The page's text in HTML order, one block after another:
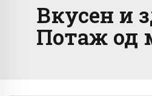
Вкусен и
Потаж од